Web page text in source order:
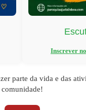
Inscrever
parte da vida e das
comunidade!